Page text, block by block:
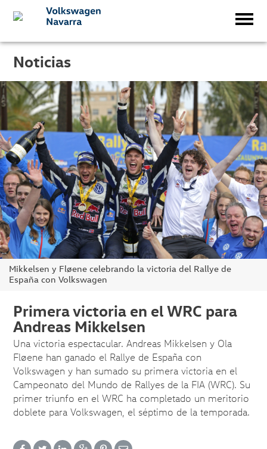
Noticias
Mikkelsen y Fløene celebrando la victoria del Rallye de
España con Volkswagen
Primera victoria en el WRC para
Andreas Mikkelsen
Una victoria espectacular. Andreas Mikkelsen y Ola
Fløene han ganado el Rallye de España con
Volkswagen y han sumado su primera victoria en el
Campeonato del Mundo de Rallyes de la FIA (WRC). Su
primer triunfo en el WRC ha completado un meritorio
doblete para Volkswagen, el séptimo de la temporada.